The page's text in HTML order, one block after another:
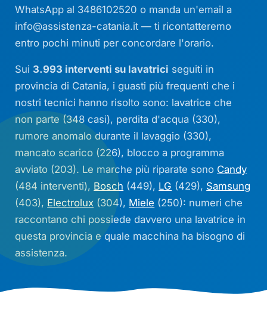
WhatsApp al 3486102520 o manda un'email a
info@assistenza-catania.it — ti ricontatteremo
entro pochi minuti per concordare l'orario.
Sui 3.993 interventi su lavatrici seguiti in
provincia di Catania, i guasti più frequenti che i
nostri tecnici hanno risolto sono: lavatrice che
non parte (348 casi), perdita d'acqua (330),
rumore anomalo durante il lavaggio (330),
mancato scarico (226), blocco a programma
avviato (203). Le marche più riparate sono Candy
(484 interventi), Bosch (449), LG (429), Samsung
(403), Electrolux (304), Miele (250): numeri che
raccontano chi possiede davvero una lavatrice in
questa provincia e quale macchina ha bisogno di
assistenza.